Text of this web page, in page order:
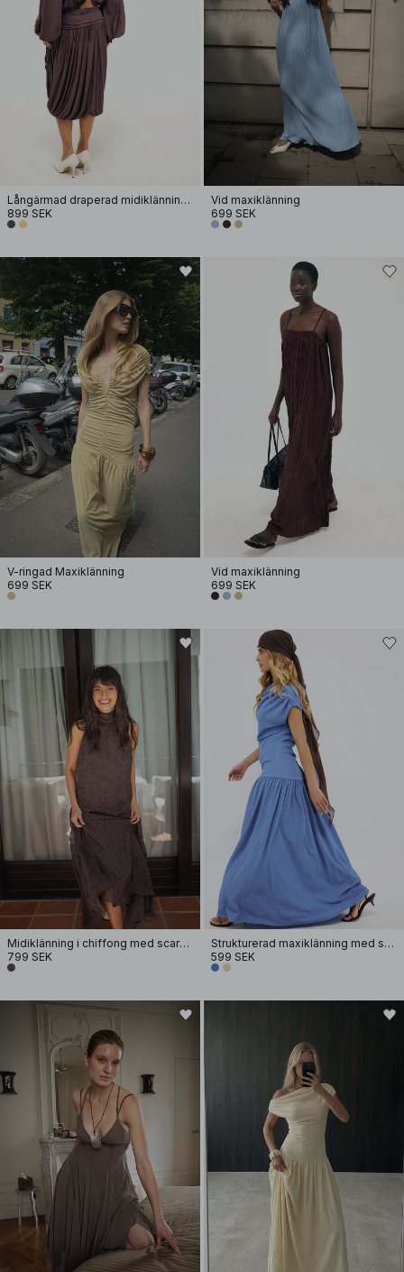
Långärmad draperad midiklänning med öppen rygg
899 SEK
Vid maxiklänning
699 SEK
V-ringad Maxiklänning
699 SEK
Vid maxiklänning
699 SEK
Midiklänning i chiffong med scarf-detalj
799 SEK
Strukturerad maxiklänning med sänkt midja
599 SEK